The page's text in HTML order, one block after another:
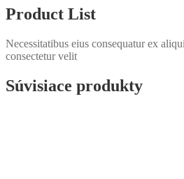
Product List
Necessitatibus eius consequatur ex
consectetur velit
Súvisiace produkty